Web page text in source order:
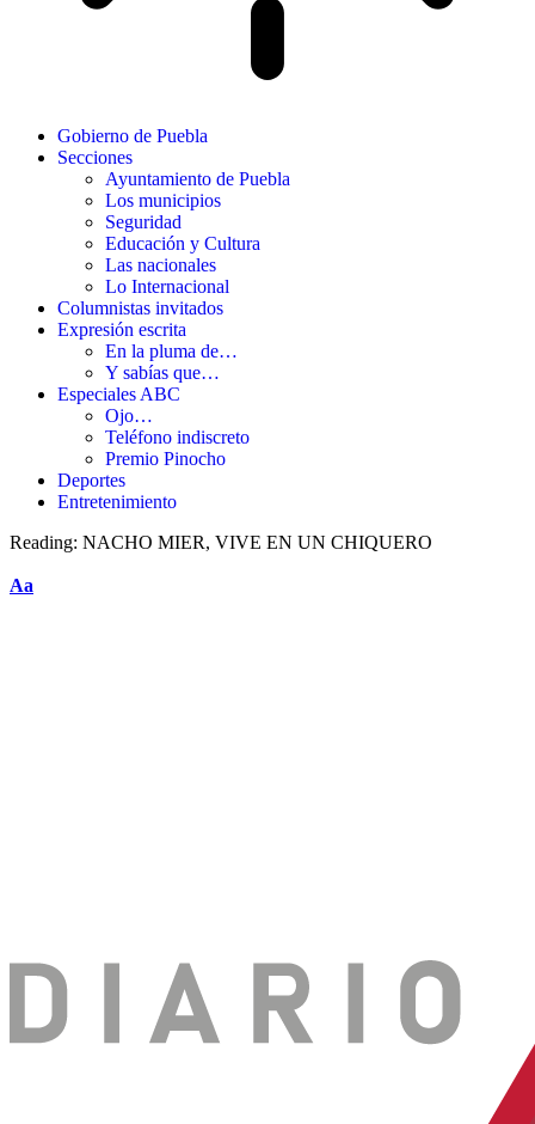
Gobierno de Puebla
Secciones
Ayuntamiento de Puebla
Los municipios
Seguridad
Educación y Cultura
Las nacionales
Lo Internacional
Columnistas invitados
Expresión escrita
En la pluma de…
Y sabías que…
Especiales ABC
Ojo…
Teléfono indiscreto
Premio Pinocho
Deportes
Entretenimiento
Reading: NACHO MIER, VIVE EN UN CHIQUERO
Aa